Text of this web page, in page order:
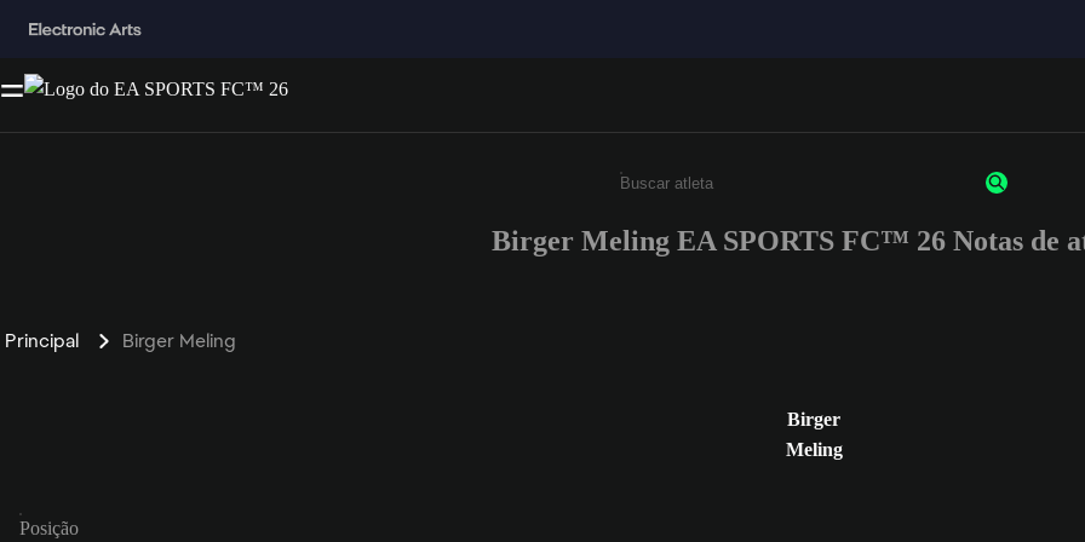
Insira pelo menos 3 caracteres ou números
Birger Meling EA SPORTS FC™ 26 Notas de
Principal Birger Meling
Birger
Meling
Posição